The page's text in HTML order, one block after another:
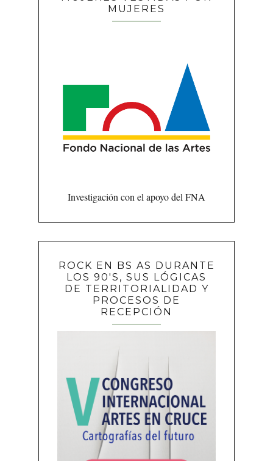
MUJERES
Investigación con el apoyo del FNA
ROCK EN BS AS DURANTE
LOS 90'S, SUS LÓGICAS
DE TERRITORIALIDAD Y
PROCESOS DE
RECEPCIÓN